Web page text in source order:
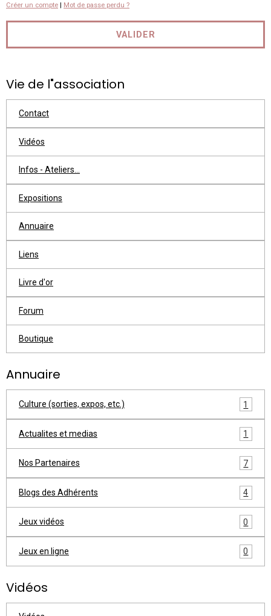
Créer un compte Mot de passe perdu ?
VALIDER
Vie de l"association
Contact
Vidéos
Infos - Ateliers...
Expositions
Annuaire
Liens
Livre d'or
Forum
Boutique
Annuaire
Culture (sorties, expos, etc.) 1
Actualites et medias 1
Nos Partenaires 7
Blogs des Adhérents 4
Jeux vidéos 0
Jeux en ligne 0
Vidéos